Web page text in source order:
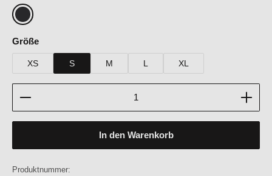
Jet Black
Größeauswählen
XS S M L XL
Produkt Anzahl: Gib den gewünschten Wert ein
In den Warenkorb
Produktnummer: